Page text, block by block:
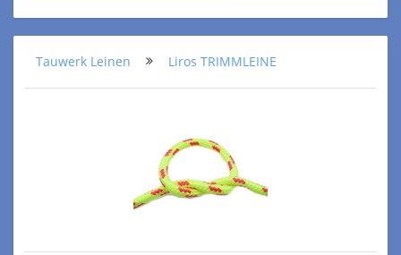
Tauwerk Leinen Liros TRIMMLEINE